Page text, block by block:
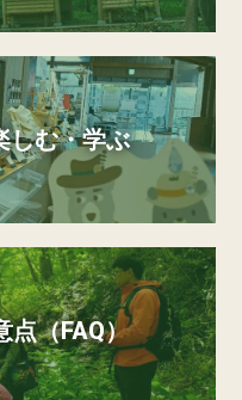
しむ・学ぶ
点（FAQ）